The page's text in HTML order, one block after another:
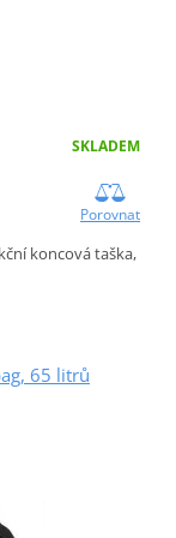
SKLADEM
Porovnat
koncová taška,
65 litrů